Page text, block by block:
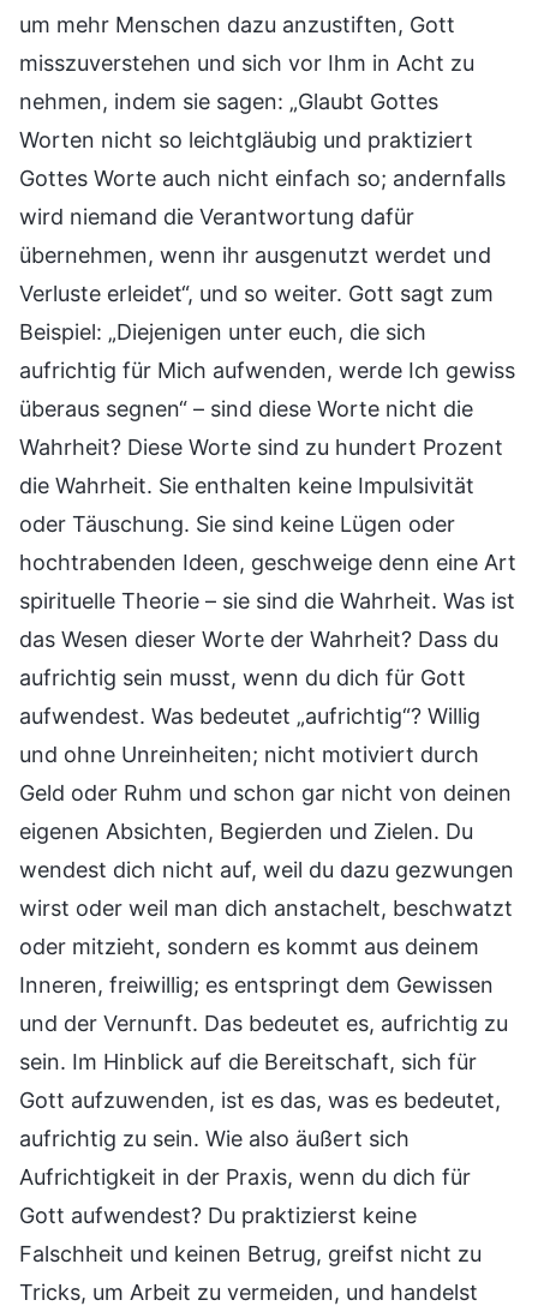
um mehr Menschen dazu anzustiften, Gott
misszuverstehen und sich vor Ihm in Acht zu
nehmen, indem sie sagen: „Glaubt Gottes
Worten nicht so leichtgläubig und praktiziert
Gottes Worte auch nicht einfach so; andernfalls
wird niemand die Verantwortung dafür
übernehmen, wenn ihr ausgenutzt werdet und
Verluste erleidet“, und so weiter. Gott sagt zum
Beispiel: „Diejenigen unter euch, die sich
aufrichtig für Mich aufwenden, werde Ich gewiss
überaus segnen“ – sind diese Worte nicht die
Wahrheit? Diese Worte sind zu hundert Prozent
die Wahrheit. Sie enthalten keine Impulsivität
oder Täuschung. Sie sind keine Lügen oder
hochtrabenden Ideen, geschweige denn eine Art
spirituelle Theorie – sie sind die Wahrheit. Was ist
das Wesen dieser Worte der Wahrheit? Dass du
aufrichtig sein musst, wenn du dich für Gott
aufwendest. Was bedeutet „aufrichtig“? Willig
und ohne Unreinheiten; nicht motiviert durch
Geld oder Ruhm und schon gar nicht von deinen
eigenen Absichten, Begierden und Zielen. Du
wendest dich nicht auf, weil du dazu gezwungen
wirst oder weil man dich anstachelt, beschwatzt
oder mitzieht, sondern es kommt aus deinem
Inneren, freiwillig; es entspringt dem Gewissen
und der Vernunft. Das bedeutet es, aufrichtig zu
sein. Im Hinblick auf die Bereitschaft, sich für
Gott aufzuwenden, ist es das, was es bedeutet,
aufrichtig zu sein. Wie also äußert sich
Aufrichtigkeit in der Praxis, wenn du dich für
Gott aufwendest? Du praktizierst keine
Falschheit und keinen Betrug, greifst nicht zu
Tricks, um Arbeit zu vermeiden, und handelst